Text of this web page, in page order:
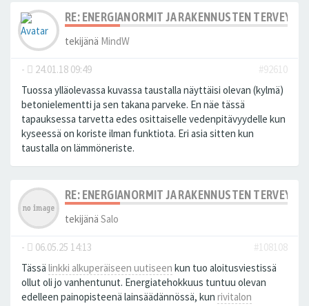
RE: ENERGIANORMIT JA RAKENNUSTEN TERVEYS
tekijänä MindW
- 24.01.18 09:49
#92610
Tuossa ylläolevassa kuvassa taustalla näyttäisi olevan (kylmä)
betonielementti ja sen takana parveke. En näe tässä
tapauksessa tarvetta edes osittaiselle vedenpitävyydelle kun
kyseessä on koriste ilman funktiota. Eri asia sitten kun
taustalla on lämmöneriste.
RE: ENERGIANORMIT JA RAKENNUSTEN TERVEYS
tekijänä Salo
- 06.05.25 14:13
#108108
Tässä linkki alkuperäiseen uutiseen kun tuo aloitusviestissä
ollut oli jo vanhentunut. Energiatehokkuus tuntuu olevan
edelleen painopisteenä lainsäädännössä, kun rivitalon